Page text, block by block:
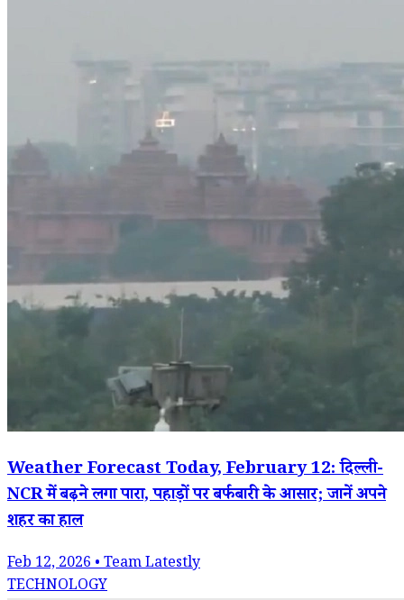
Weather Forecast Today, February 12: दिल्ली-
NCR में बढ़ने लगा पारा, पहाड़ों पर बर्फबारी के आसार; जानें अपने
शहर का हाल
Feb 12, 2026 • Team Latestly
TECHNOLOGY